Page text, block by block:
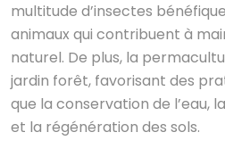
multitude d’insectes
animaux qui contribuent à
naturel. De plus, la
jardin forêt, favorisant des
que la conservation de l’eau,
et la régénération des sols.